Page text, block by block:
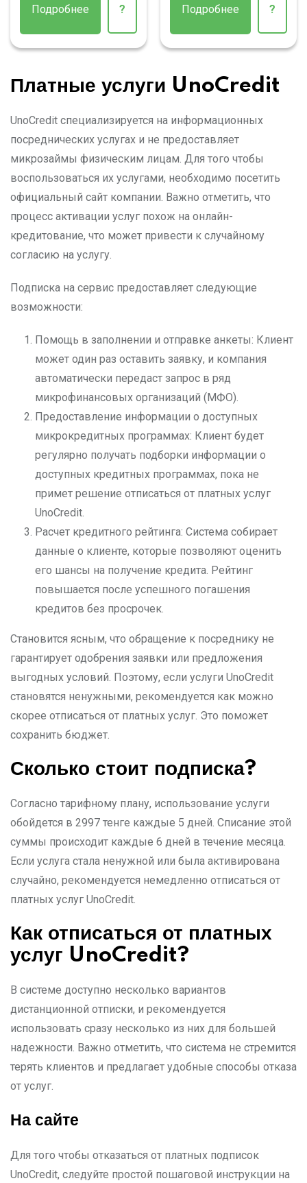
Подробнее ? Подробнее ?
Платные услуги UnoCredit
UnoCredit специализируется на информационных
посреднических услугах и не предоставляет
микрозаймы физическим лицам. Для того чтобы
воспользоваться их услугами, необходимо посетить
официальный сайт компании. Важно отметить, что
процесс активации услуг похож на онлайн-
кредитование, что может привести к случайному
согласию на услугу.
Подписка на сервис предоставляет следующие
возможности:
Помощь в заполнении и отправке анкеты: Клиент
может один раз оставить заявку, и компания
автоматически передаст запрос в ряд
микрофинансовых организаций (МФО).
Предоставление информации о доступных
микрокредитных программах: Клиент будет
регулярно получать подборки информации о
доступных кредитных программах, пока не
примет решение отписаться от платных услуг
UnoCredit.
Расчет кредитного рейтинга: Система собирает
данные о клиенте, которые позволяют оценить
его шансы на получение кредита. Рейтинг
повышается после успешного погашения
кредитов без просрочек.
Становится ясным, что обращение к посреднику не
гарантирует одобрения заявки или предложения
выгодных условий. Поэтому, если услуги UnoCredit
становятся ненужными, рекомендуется как можно
скорее отписаться от платных услуг. Это поможет
сохранить бюджет.
Сколько стоит подписка?
Согласно тарифному плану, использование услуги
обойдется в 2997 тенге каждые 5 дней. Списание этой
суммы происходит каждые 6 дней в течение месяца.
Если услуга стала ненужной или была активирована
случайно, рекомендуется немедленно отписаться от
платных услуг UnoCredit.
Как отписаться от платных
услуг UnoCredit?
В системе доступно несколько вариантов
дистанционной отписки, и рекомендуется
использовать сразу несколько из них для большей
надежности. Важно отметить, что система не стремится
терять клиентов и предлагает удобные способы отказа
от услуг.
На сайте
Для того чтобы отказаться от платных подписок
UnoCredit, следуйте простой пошаговой инструкции на